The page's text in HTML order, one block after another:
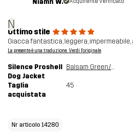
N
Niamh W.
Ottimo stile
Giacca fantastica, leggera,
La presente è una traduzione. Verdi l'originale
Silence Proshell
Dog Jacket
Balsam Green/Shadow
Taglia
acquistata
45
Nr articolo 14280